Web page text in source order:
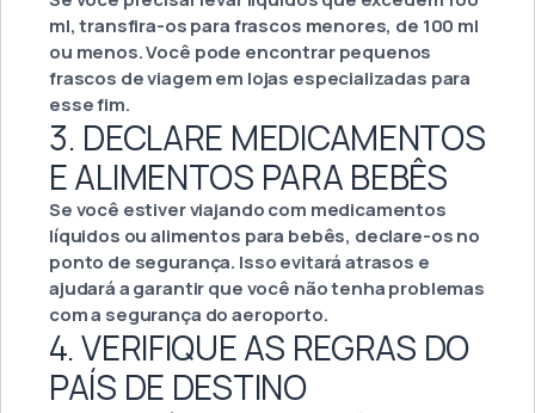
ml, transfira-os para frascos menores, de 100 ml
ou menos. Você pode encontrar pequenos
frascos de viagem em lojas especializadas para
esse fim.
3. DECLARE MEDICAMENTOS
E ALIMENTOS PARA BEBÊS
Se você estiver viajando com medicamentos
líquidos ou alimentos para bebês, declare-os no
ponto de segurança. Isso evitará atrasos e
ajudará a garantir que você não tenha problemas
com a segurança do aeroporto.
4. VERIFIQUE AS REGRAS DO
PAÍS DE DESTINO